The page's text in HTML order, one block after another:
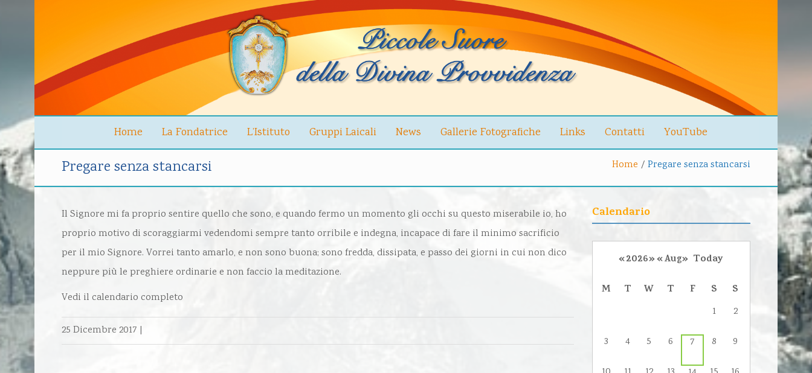
Home La Fondatrice L’Istituto Gruppi Laicali News Gallerie Fotografiche Links Contatti YouTube
Pregare senza stancarsi Home / Pregare senza stancarsi
Il Signore mi fa proprio sentire quello che sono, e quando fermo un momento gli occhi su questo miserabile io, ho
proprio motivo di scoraggiarmi vedendomi sempre tanto orribile e indegna, incapace di fare il minimo sacrificio
per il mio Signore. Vorrei tanto amarlo, e non sono buona; sono fredda, dissipata, e passo dei giorni in cui non dico
neppure più le preghiere ordinarie e non faccio la meditazione.
Vedi il calendario completo
25 Dicembre 2017 |
Calendario
«2026»«Aug» Today
M
T W T F S S
1 2
3 4 5 6 7 8 9